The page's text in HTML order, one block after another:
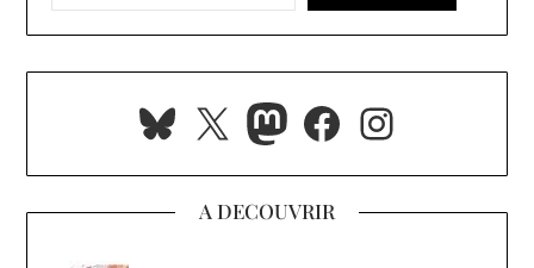
Bluesky
X Mastodon
Facebook
A DECOUVRIR